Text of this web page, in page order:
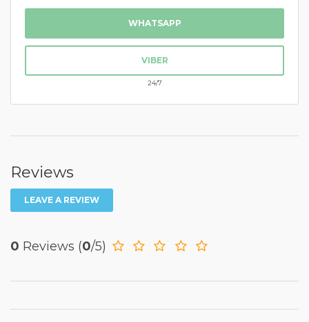
WHATSAPP
VIBER
24/7
Reviews
LEAVE A REVIEW
0 Reviews (0/5)